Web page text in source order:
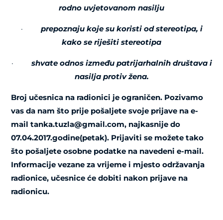
rodno uvjetovanom nasilju
·
prepoznaju koje su koristi od stereotipa, i
kako se riješiti stereotipa
·
shvate odnos između patrijarhalnih društava i
nasilja protiv žena.
Broj učesnica na radionici je ograničen. Pozivamo
vas da nam što prije pošaljete svoje prijave na e-
mail tanka.tuzla@gmail.com, najkasnije do
07.04.2017.godine(petak). Prijaviti se možete tako
što pošaljete osobne podatke na navedeni e-mail.
Informacije vezane za vrijeme i mjesto održavanja
radionice, učesnice će dobiti nakon prijave na
radionicu.